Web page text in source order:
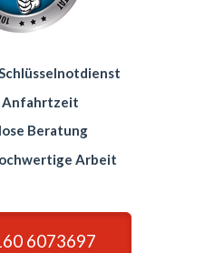
Anfahrtzeit
Beratung
Arbeit
6073697